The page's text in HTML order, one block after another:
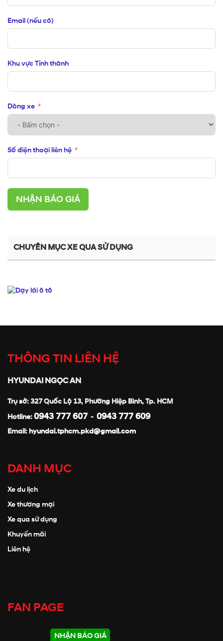
Email (nếu có)
Khu vực Tỉnh thành
Dòng xe
Số điện thoại liên hệ
NHẬN BÁO GIÁ
CHUYÊN MỤC XE QUA SỬ DỤNG
THÔNG TIN LIÊN HỆ
HYUNDAI NGỌC AN
Trụ sở: 327 Quốc Lộ 13, Phường Hiệp Bình, Tp. HCM
Hotline:0943 777 607 - 0943 777 609
Email: hyundai.tphcm.pkd@gmail.com
DANH MỤC
Xe du lịch
Xe thương mại
Xe qua sử dụng
Khuyến mãi
Liên hệ
FAN PAGE
NHẬN BÁO GIÁ